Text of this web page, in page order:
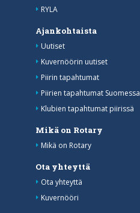
RYLA
Ajankohtaista
Uutiset
Kuvernöörin uutiset
Piirin tapahtumat
Piirien tapahtumat Suomessa
Klubien tapahtumat piirissä
Mikä on Rotary
Mikä on Rotary
Ota yhteyttä
Ota yhteyttä
Kuvernööri